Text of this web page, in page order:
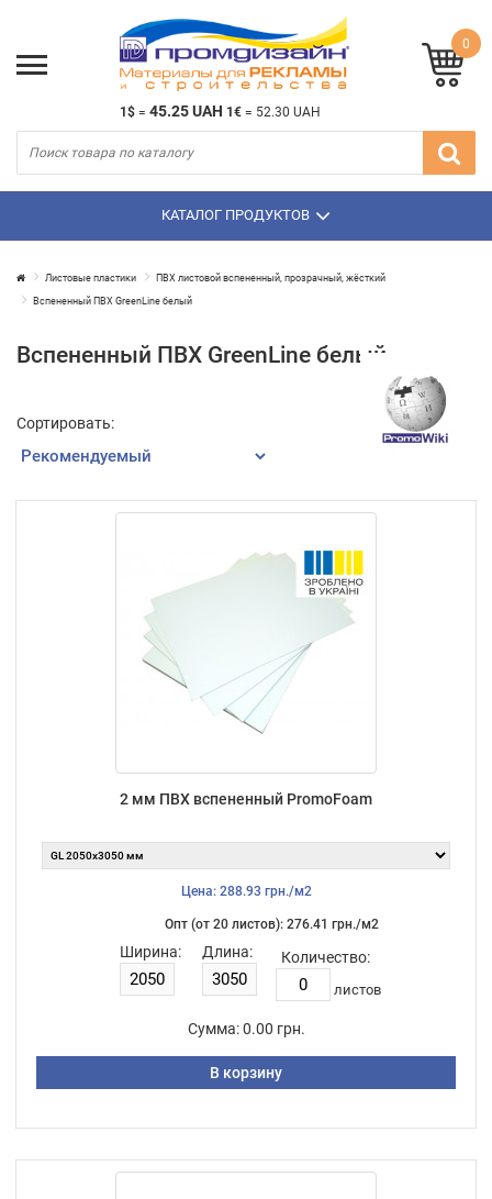
1$ = 45.25 UAH 1€ = 52.30 UAH
0
КАТАЛОГ ПРОДУКТОВ
Листовые пластики ПВХ листовой вспененный, прозрачный, жёсткий
Вспененный ПВХ GreenLine белый
Вспененный ПВХ GreenLine белый
Сортировать:
2 мм ПВХ вспененный PromoFoam
Цена: 288.93 грн./м2
Опт (от 20 листов): 276.41 грн./м2
Ширина: Длина: Количество:
листов
Сумма: 0.00 грн.
В корзину